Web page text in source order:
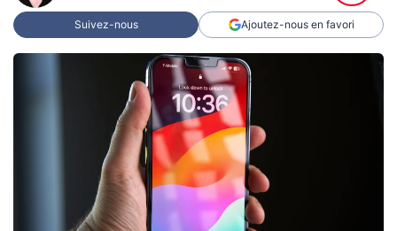
Suivez-nous Ajoutez-nous en favori